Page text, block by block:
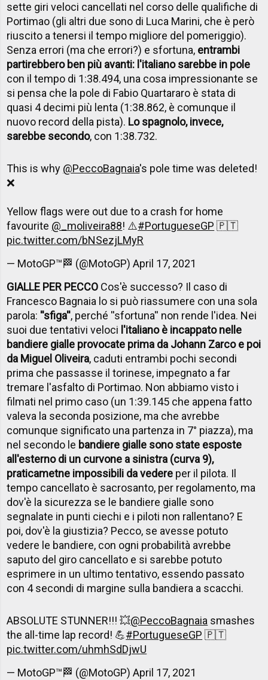
sette giri veloci cancellati nel corso delle qualifiche di
Portimao (gli altri due sono di Luca Marini, che è però
riuscito a tenersi il tempo migliore del pomeriggio).
Senza errori (ma che errori?) e sfortuna, entrambi
partirebbero ben più avanti: l'italiano sarebbe in pole
con il tempo di 1:38.494, una cosa impressionante se
si pensa che la pole di Fabio Quartararo è stata di
quasi 4 decimi più lenta (1:38.862, è comunque il
nuovo record della pista). Lo spagnolo, invece,
sarebbe secondo, con 1:38.732.
This is why @PeccoBagnaia's pole time was deleted!
❌
Yellow flags were out due to a crash for home
favourite @_moliveira88! ⚠️#PortugueseGP 🇵🇹
pic.twitter.com/bNSezjLMyR
— MotoGP™🏁 (@MotoGP)April 17, 2021
GIALLE PER PECCO Cos'è successo? Il caso di
Francesco Bagnaia lo si può riassumere con una sola
parola: ''sfiga'', perché ''sfortuna'' non rende l'idea. Nei
suoi due tentativi veloci l'italiano è incappato nelle
bandiere gialle provocate prima da Johann Zarco e poi
da Miguel Oliveira, caduti entrambi pochi secondi
prima che passasse il torinese, impegnato a far
tremare l'asfalto di Portimao. Non abbiamo visto i
filmati nel primo caso (un 1:39.145 che appena fatto
valeva la seconda posizione, ma che avrebbe
comunque significato una partenza in 7° piazza), ma
nel secondo le bandiere gialle sono state esposte
all'esterno di un curvone a sinistra (curva 9),
praticametne impossibili da vedere per il pilota. Il
tempo cancellato è sacrosanto, per regolamento, ma
dov'è la sicurezza se le bandiere gialle sono
segnalate in punti ciechi e i piloti non rallentano? E
poi, dov'è la giustizia? Pecco, se avesse potuto
vedere le bandiere, con ogni probabilità avrebbe
saputo del giro cancellato e si sarebbe potuto
esprimere in un ultimo tentativo, essendo passato
con 4 secondi di margine sulla bandiera a scacchi.
ABSOLUTE STUNNER!!! 💥@PeccoBagnaia smashes
the all-time lap record! 💪#PortugueseGP 🇵🇹
pic.twitter.com/uhmhSdDjwU
— MotoGP™🏁 (@MotoGP)April 17, 2021